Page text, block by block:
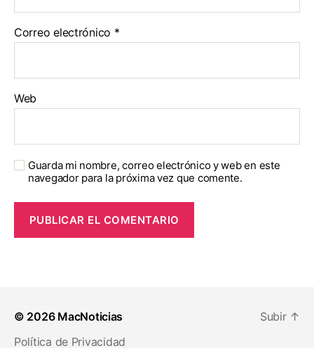
Correo electrónico *
Web
Guarda mi nombre, correo electrónico y web en este
navegador para la próxima vez que comente.
© 2026 MacNoticias
Política de Privacidad
Subir ↑